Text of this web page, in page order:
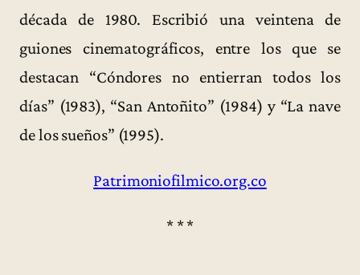
década de 1980. Escribió una veintena de
guiones cinematográficos, entre los que se
destacan “Cóndores no entierran todos los
días” (1983), “San Antoñito” (1984) y “La nave
de los sueños” (1995).
Patrimoniofilmico.org.co
* * *